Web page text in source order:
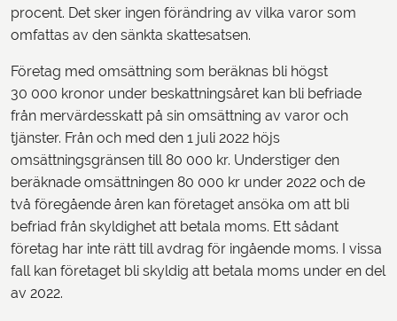
procent. Det sker ingen förändring av vilka varor som
omfattas av den sänkta skattesatsen.
Företag med omsättning som beräknas bli högst
30 000 kronor under beskattningsåret kan bli befriade
från mervärdesskatt på sin omsättning av varor och
tjänster. Från och med den 1 juli 2022 höjs
omsättningsgränsen till 80 000 kr. Understiger den
beräknade omsättningen 80 000 kr under 2022 och de
två föregående åren kan företaget ansöka om att bli
befriad från skyldighet att betala moms. Ett sådant
företag har inte rätt till avdrag för ingående moms. I vissa
fall kan företaget bli skyldig att betala moms under en del
av 2022.